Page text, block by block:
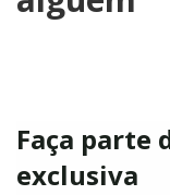
Faça parte
exclusiva